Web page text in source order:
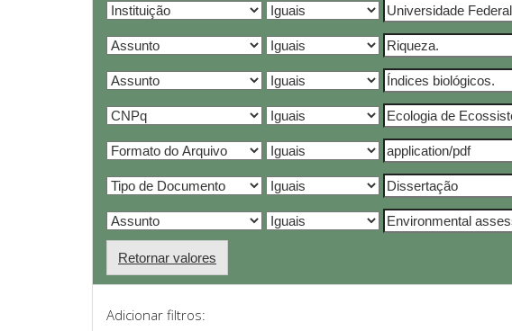
Retornar valores
Adicionar filtros: